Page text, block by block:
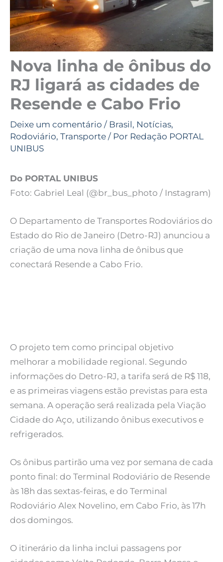
Nova linha de ônibus do
RJ ligará as cidades de
Resende e Cabo Frio
Deixe um comentário / Brasil, Notícias,
Rodoviário, Transporte / Por Redação PORTAL
UNIBUS
Do PORTAL UNIBUS
Foto: Gabriel Leal (@br_bus_photo / Instagram)
O Departamento de Transportes Rodoviários do
Estado do Rio de Janeiro (Detro-RJ) anunciou a
criação de uma nova linha de ônibus que
conectará Resende a Cabo Frio.
O projeto tem como principal objetivo
melhorar a mobilidade regional. Segundo
informações do Detro-RJ, a tarifa será de R$ 118,
e as primeiras viagens estão previstas para esta
semana. A operação será realizada pela Viação
Cidade do Aço, utilizando ônibus executivos e
refrigerados.
Os ônibus partirão uma vez por semana de cada
ponto final: do Terminal Rodoviário de Resende
às 18h das sextas-feiras, e do Terminal
Rodoviário Alex Novelino, em Cabo Frio, às 17h
dos domingos.
O itinerário da linha inclui passagens por